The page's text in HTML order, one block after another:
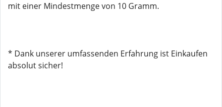
mit einer Mindestmenge von 10 Gramm.
* Dank unserer umfassenden Erfahrung ist Einkaufen
absolut sicher!